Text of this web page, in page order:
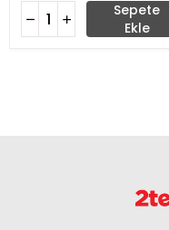
Sepete
Ekle